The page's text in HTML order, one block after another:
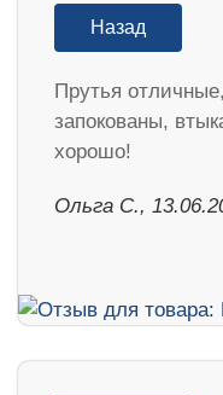
Назад
Прутья
запокованы,
хорошо!
Ольга С.,